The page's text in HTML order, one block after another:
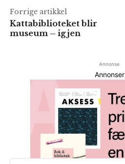
Forrige artikkel
Kattabiblioteket blir
museum – igjen
Annonse
Annonser